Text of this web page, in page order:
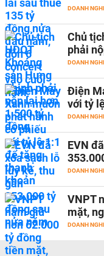
DOANH
Chủ
phải
DOANH
Điện
với tỷ
DOANH
EVN
DOANH
VNPT
mặt,
DOANH